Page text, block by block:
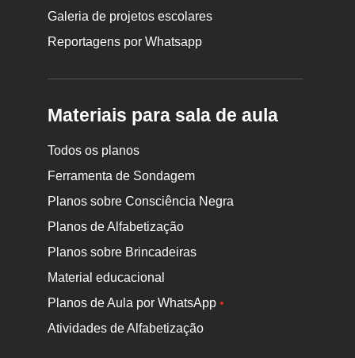
Galeria de projetos escolares
Reportagens por Whatsapp
Materiais para sala de aula
Todos os planos
Ferramenta de Sondagem
Planos sobre Consciência Negra
Planos de Alfabetização
Planos sobre Brincadeiras
Material educacional
Planos de Aula por WhatsApp•
Atividades de Alfabetização